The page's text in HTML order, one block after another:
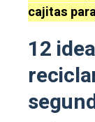
cajitas
12